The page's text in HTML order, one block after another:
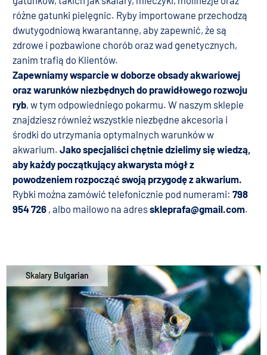
różne gatunki pielęgnic. Ryby importowane przechodzą
dwutygodniową kwarantannę, aby zapewnić, że są
zdrowe i pozbawione chorób oraz wad genetycznych,
zanim trafią do Klientów.
Zapewniamy wsparcie w doborze obsady akwariowej
oraz warunków niezbędnych do prawidłowego rozwoju
ryb, w tym odpowiedniego pokarmu. W naszym sklepie
znajdziesz również wszystkie niezbędne akcesoria i
środki do utrzymania optymalnych warunków w
akwarium. Jako specjaliści chętnie dzielimy się wiedzą,
aby każdy początkujący akwarysta mógł z
powodzeniem rozpocząć swoją przygodę z akwarium.
Rybki można zamówić telefonicznie pod numerami: 798
954 726 , albo mailowo na adresskleprafa@gmail.com.
Skalary Bulgarian